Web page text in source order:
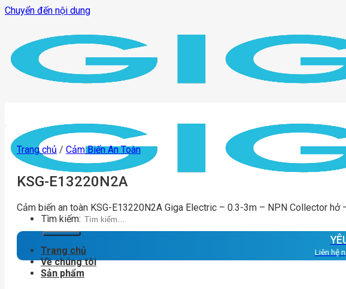
Chuyển đến nội dung
Tìm kiếm:
Trang chủ
Về chúng tôi
Sản phẩm
Trang chủ / Cảm Biến An Toàn
KSG-E13220N2A
Cảm biến an toàn KSG-E13220N2A Giga Electric – 0.3-3m – NPN Collector hở
Liên hệ